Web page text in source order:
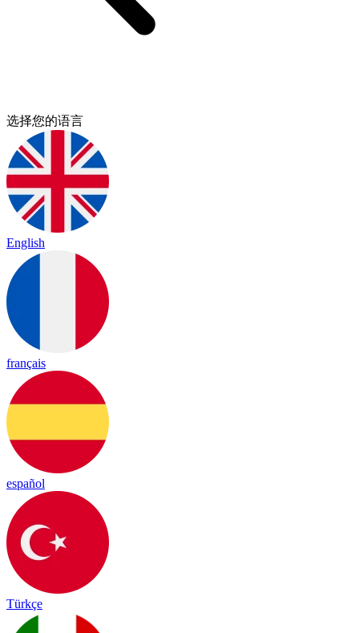
选择您的语言
English
français
español
Türkçe